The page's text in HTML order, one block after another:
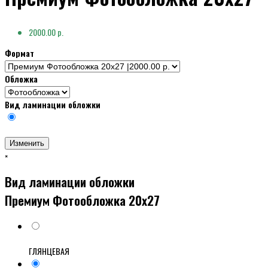
2000.00 р.
Формат
Обложка
Вид ламинации обложки
Изменить
×
Вид ламинации обложки
Премиум Фотообложка 20x27
ГЛЯНЦЕВАЯ